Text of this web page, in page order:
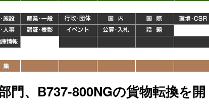
門、B737-800NGの貨物転換を開